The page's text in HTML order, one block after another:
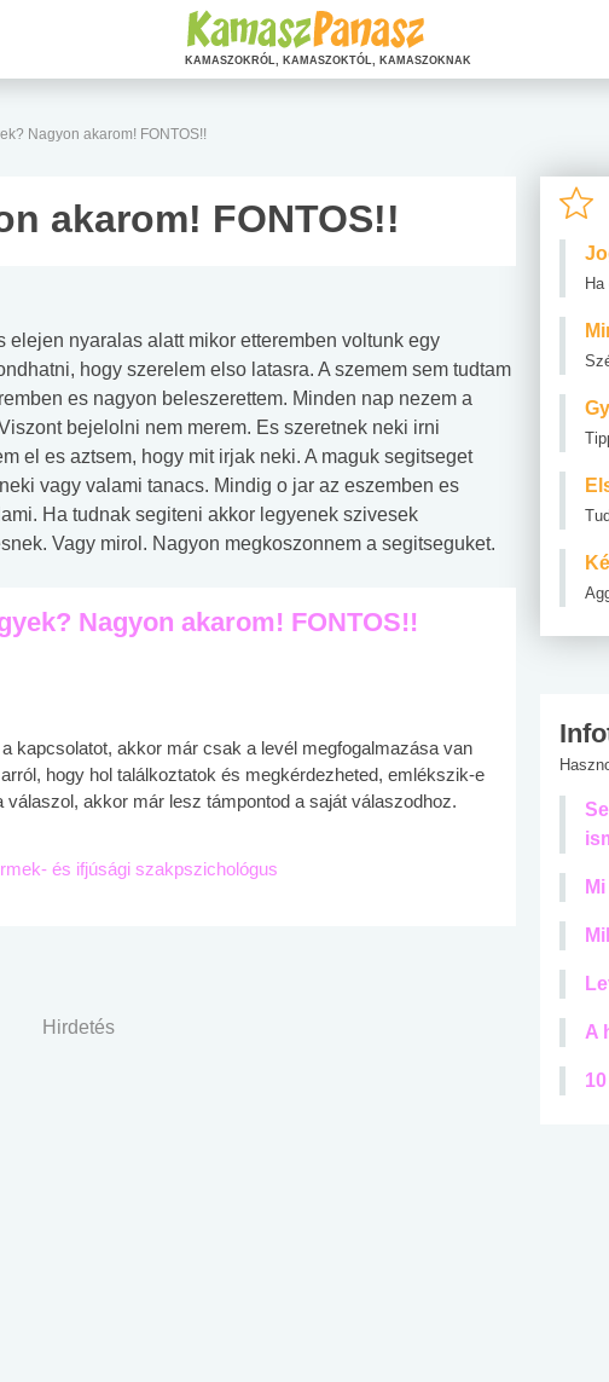
Nagyon akarom! FONTOS!!
akarom! FONTOS!!
nyaralas alatt mikor etteremben voltunk egy
hogy szerelem elso latasra. A szemem sem tudtam
es nagyon beleszerettem. Minden nap nezem a
bejelolni nem merem. Es szeretnek neki irni
el es aztsem, hogy mit irjak neki. A maguk segitseget
vagy valami tanacs. Mindig o jar az eszemben es
Ha tudnak segiteni akkor legyenek szivesek
Vagy mirol. Nagyon megkoszonnem a segitseguket.
Nagyon akarom! FONTOS!!
kapcsolatot, akkor már csak a levél megfogalmazása van
hogy hol találkoztatok és megkérdezheted, emlékszik-e
akkor már lesz támpontod a saját válaszodhoz.
és ifjúsági szakpszichológus
Hirdetés A
KAMASZOKRÓL, KAMASZOKTÓL, KAMASZOKNAK